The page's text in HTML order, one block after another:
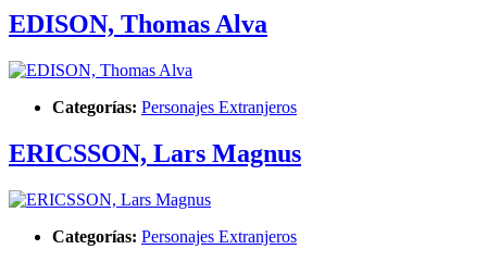
EDISON, Thomas Alva
Categorías: Personajes Extranjeros
ERICSSON, Lars Magnus
Categorías: Personajes Extranjeros